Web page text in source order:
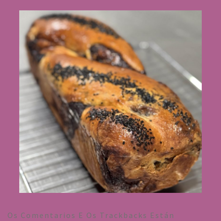
Os Comentarios E Os Trackbacks Están